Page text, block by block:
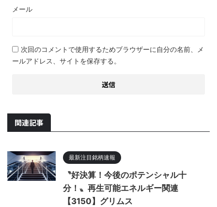
メール
次回のコメントで使用するためブラウザーに自分の名前、メ
ールアドレス、サイトを保存する。
関連記事
最新注目銘柄速報
〝好決算！今後のポテンシャル十
分！〟再生可能エネルギー関連
【3150】グリムス